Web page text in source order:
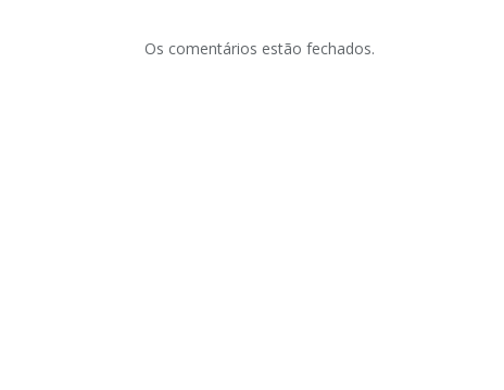
Os comentários estão fechados.